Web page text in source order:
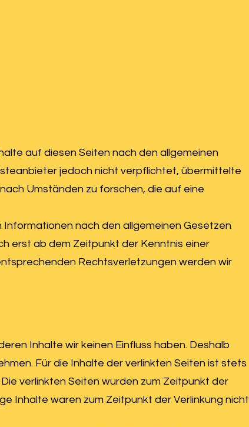
auf diesen Seiten nach den allgemeinen
jedoch nicht verpflichtet, übermittelte
Umständen zu forschen, die auf eine
nach den allgemeinen Gesetzen
erst ab dem Zeitpunkt der Kenntnis einer
Rechtsverletzungen werden wir
Inhalte wir keinen Einfluss haben. Deshalb
Für die Inhalte der verlinkten Seiten ist stets
verlinkten Seiten wurden zum Zeitpunkt der
Inhalte waren zum Zeitpunkt der Verlinkung nicht